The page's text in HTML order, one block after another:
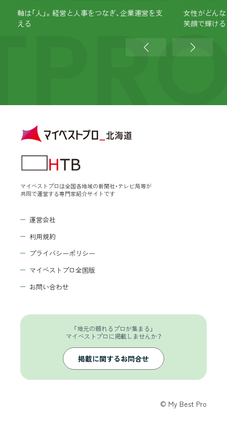
軸は「人」。経営と人事をつなぎ、企業運営を支
える
女性がどん
笑顔で輝け
マイベストプロは全国各地域の新聞社・テレビ局等が
共同で運営する専門家紹介サイトです
運営会社
利用規約
プライバシーポリシー
マイベストプロ全国版
お問い合わせ
「地元の頼れるプロが集まる」
マイベストプロに掲載しませんか？
掲載に関するお問合せ
© My Best Pro